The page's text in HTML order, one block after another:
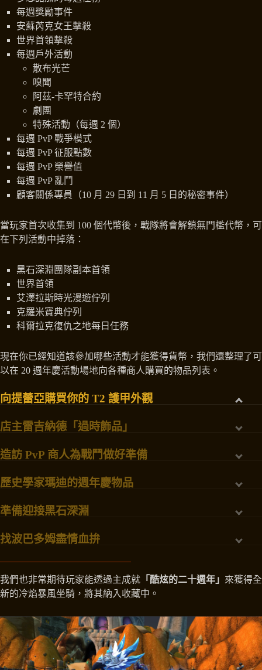
每週獎勵事件
安蘇芮克女王擊殺
世界首領擊殺
每週戶外活動
散布光芒
嗅聞
阿茲-卡罕特合約
劇團
特殊活動（每週 2 個）
每週 PvP 戰爭模式
每週 PvP 征服點數
每週 PvP 榮譽值
每週 PvP 亂鬥
顧客關係專員（10 月 29 日到 11 月 5 日的秘密事件）
當玩家首次收集到 100 個代幣後，戰隊將會解鎖無門檻代幣，可
在下列活動中掉落：
黑石深淵團隊副本首領
世界首領
艾澤拉斯時光漫遊佇列
克羅米寶典佇列
科爾拉克復仇之地每日任務
現在你已經知道該參加哪些活動才能獲得貨幣，我們還整理了可
以在 20 週年慶活動場地向各種商人購買的物品列表。
向提蕾亞購買你的 T2 護甲外觀
店主雷吉納德「過時飾品」
造訪 PvP 商人為戰鬥做好準備
歷史學家瑪迪的週年慶物品
準備迎接黑石深淵
找波巴多姆盡情血拚
我們也非常期待玩家能透過主成就 「酷炫的二十週年」 來獲得全
新的冷焰暴風坐騎，將其納入收藏中。